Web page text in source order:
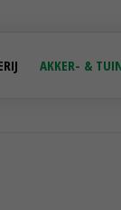
AKKER- &